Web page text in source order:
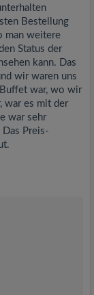
Bestellung
man weitere
Status der
kann. Das
wir waren uns
war, wo wir
war es mit der
war sehr
Preis-